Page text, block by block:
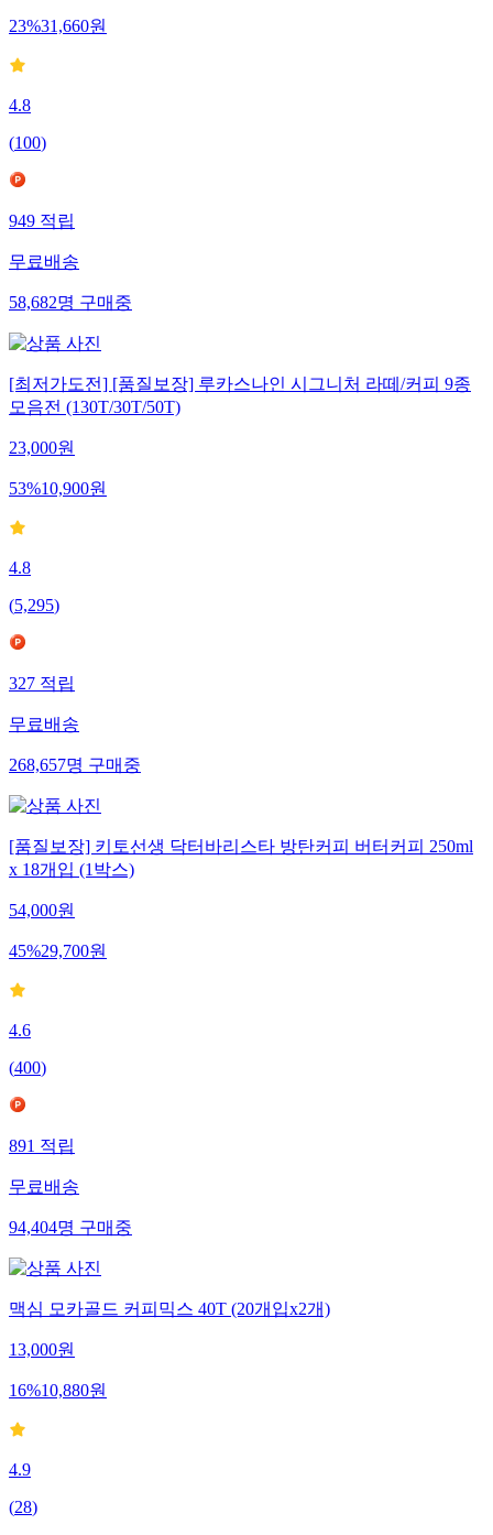
23%31,660원
4.8
(100)
949적립
무료배송
58,682명구매중
[최저가도전] [품질보장] 루카스나인 시그니처 라떼/커피 9종
모음전 (130T/30T/50T)
23,000원
53%10,900원
4.8
(5,295)
327적립
무료배송
268,657명구매중
[품질보장] 키토선생 닥터바리스타 방탄커피 버터커피 250ml
x 18개입 (1박스)
54,000원
45%29,700원
4.6
(400)
891적립
무료배송
94,404명구매중
맥심 모카골드 커피믹스 40T (20개입x2개)
13,000원
16%10,880원
4.9
(28)